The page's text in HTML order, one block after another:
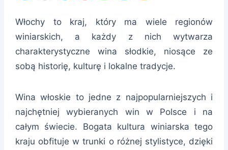
Włochy to kraj, który ma wiele regionów
winiarskich, a każdy z nich wytwarza
charakterystyczne wina słodkie, niosące ze
sobą historię, kulturę i lokalne tradycje.
Wina włoskie to jedne z najpopularniejszych i
najchętniej wybieranych win w Polsce i na
całym świecie. Bogata kultura winiarska tego
kraju obfituje w trunki o różnej stylistyce, dzięki